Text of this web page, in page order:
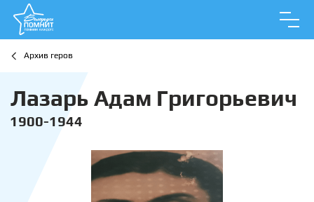
Архив геров
Лазарь Адам Григорьевич
1900-1944